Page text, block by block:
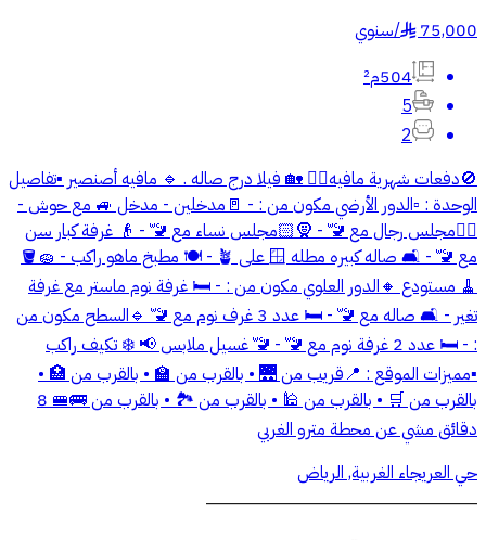
75,000
§
/سنوي
504م²
5
2
🚫دفعات شهرية مافيه✋🏻 🏡 فيلا درج صاله . 🔹 مافيه أصنصير ▪️تفاصيل
الوحدة : ▫️الدور الأرضي مكون من : - 🚪مدخلين - مدخل 🚙 مع حوش -
🙍‍♂️مجلس رجال مع 🚾 - 🧕🏻مجلس نساء مع 🚾 - 👴 غرفة كبار سن
مع 🚾 - 🛋️ صاله كبيره مطله 🪟 على 🪴 - 🍽️ مطبخ ماهو راكب - 🧽🪣
🧹 مستودع 🔸الدور العلوي مكون من : - 🛏️ غرفة نوم ماستر مع غرفة
تغير - 🛋️ صاله مع 🚾 - 🛏️ عدد 3 غرف نوم مع 🚾 🔹السطح مكون من
: - 🛏️ عدد 2 غرفة نوم مع 🚾 - 🚾 غسيل ملابس 📢 ❄️ تكيف راكب
▪️مميزات الموقع : 📍قريب من 🌉 • بالقرب من 🏫 • ⁠بالقرب من 🏥 •
بالقرب من 🛒 • ⁠بالقرب من 🕌 • ⁠بالقرب من 🏞️ • بالقرب من 🚌🚝 8
دقائق مشي عن محطة مترو الغربي
حي العريجاء الغربية, الرياض